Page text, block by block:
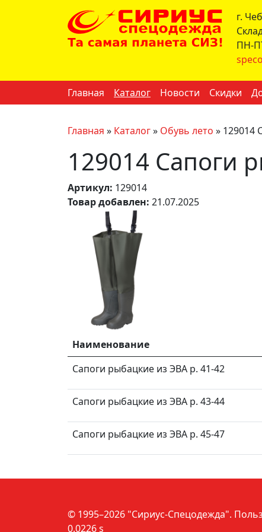
г.
ПН-
Главная Каталог Новости Скидки
Главная » Каталог» Обувь лето » 129014
129014 Сапоги
Артикул: 129014
Товар добавлен: 21.07.2025
Наименование
Сапоги рыбацкие из ЭВА р. 41-42
Сапоги рыбацкие из ЭВА р. 43-44
Сапоги рыбацкие из ЭВА р. 45-47
© 1995–2026 "Сириус-Спецодежда".
0.0226 s